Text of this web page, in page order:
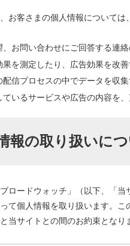
お客さまの個人情報については
、お問い合わせにご回答する連
果を測定したり、広告効果を改
配信プロセスの中でデータを収
ているサービスや広告の内容を
報の取り扱いに
ブロードウォッチ」（以下、「
て個人情報を取り扱います。
当サイトとの間のお約束となり